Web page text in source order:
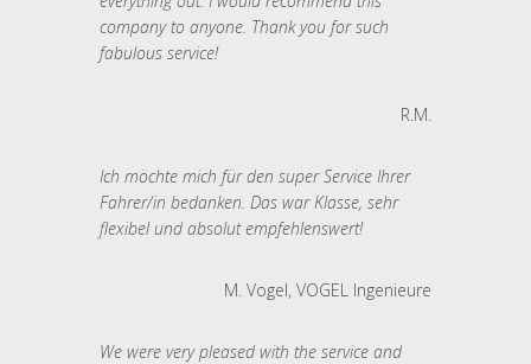
company to anyone. Thank you for such
fabulous service!
R.M.
Ich möchte mich für den super Service Ihrer
Fahrer/in bedanken. Das war Klasse, sehr
flexibel und absolut empfehlenswert!
M. Vogel, VOGEL Ingenieure
We were very pleased with the service and